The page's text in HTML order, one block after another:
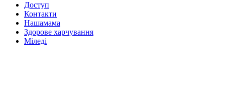
Доступ
Контакти
Нашамама
Здорове харчування
Міледі